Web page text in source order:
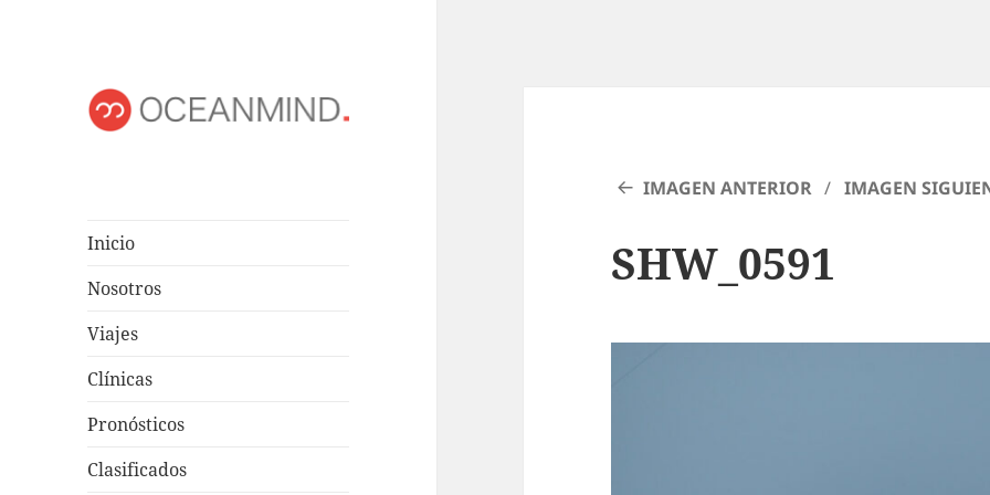
Inicio
Nosotros
Viajes
Clínicas
Pronósticos
Clasificados
IMAGEN ANTERIOR IMAGEN
SHW_0591